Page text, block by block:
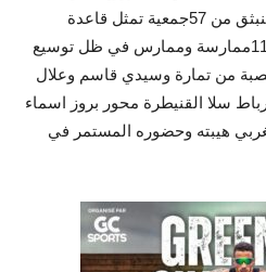
المسيرين كاسرة واحدة التي تنبثق من 57جمعية تمثل قاعدة
واسعة من الممارسين بنحو1100ممارسة وممارس في ظل توسيع
من تمارة وسيدي قاسم وعلال
سلا القنيطرة محور بروز اسماء
هيبته وحضوره المستمر في